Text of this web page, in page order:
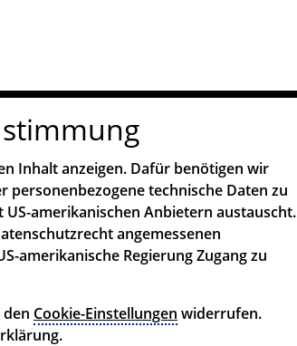
Inhalt anzeigen. Dafür benötigen wir
technische Daten zu
amerikanischen Anbietern austauscht.
angemessenen
amerikanische Regierung Zugang zu
Cookie-Einstellungen widerrufen.